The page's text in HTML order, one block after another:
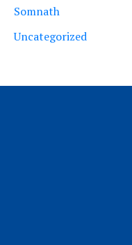
Somnath
Uncategorized